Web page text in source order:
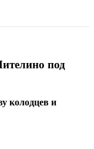
под
колодцев и